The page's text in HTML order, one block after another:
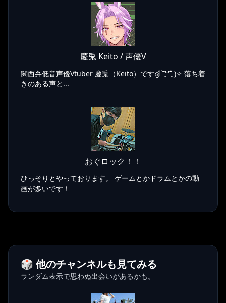
慶兎 Keito / 声優V
関西弁低音声優Vtuber 慶兎（Keito）ですദ്ദി ˉ͈̀꒳ˉ͈́ )✧ 落ち着
きのある声と...
おぐロック！！
ひっそりとやっております。 ゲームとかドラムとかの動
画が多いです！
🎲 他のチャンネルも見てみる
ランダム表示で思わぬ出会いがあるかも。